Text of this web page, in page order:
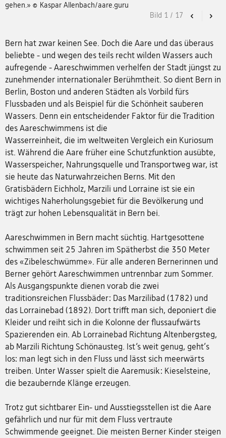
gehen.» © Kaspar Allenbach/aare.guru
Previous
Bild 1 / 17
Bern hat zwar keinen See. Doch die Aare und das überaus
beliebte - und wegen des teils recht wilden Wassers auch
aufregende - Aareschwimmen verhelfen der Stadt jüngst zu
zunehmender internationaler Berühmtheit. So dient Bern in
Berlin, Boston und anderen Städten als Vorbild fürs
Flussbaden und als Beispiel für die Schönheit sauberen
Wassers. Denn ein entscheidender Faktor für die Tradition
des Aareschwimmens ist die
Wasserreinheit, die im weltweiten Vergleich ein Kuriosum
ist. Während die Aare früher eine Schutzfunktion ausübte,
Wasserspeicher, Nahrungsquelle und Transportweg war, ist
sie heute das Naturwahrzeichen Berns. Mit den
Gratisbädern Eichholz, Marzili und Lorraine ist sie ein
wichtiges Naherholungsgebiet für die Bevölkerung und
trägt zur hohen Lebensqualität in Bern bei.
Aareschwimmen in Bern macht süchtig. Hartgesottene
schwimmen seit 25 Jahren im Spätherbst die 350 Meter
des «Zibeleschwümme». Für alle anderen Bernerinnen und
Berner gehört Aareschwimmen untrennbar zum Sommer.
Als Ausgangspunkte dienen vorab die zwei
traditionsreichen Flussbäder: Das Marzilibad (1782) und
das Lorrainebad (1892). Dort trifft man sich, deponiert die
Kleider und reiht sich in die Kolonne der flussaufwärts
Spazierenden ein. Ab Lorrainebad Richtung Altenbergsteg,
ab Marzili Richtung Schönausteg. Ist‘s weit genug, geht's
los: man legt sich in den Fluss und lässt sich meerwärts
treiben. Unter Wasser spielt die Aaremusik: Kieselsteine,
die bezaubernde Klänge erzeugen.
Trotz gut sichtbarer Ein- und Ausstiegsstellen ist die Aare
gefährlich und nur für mit dem Fluss vertraute
Schwimmende geeignet. Die meisten Berner Kinder steigen